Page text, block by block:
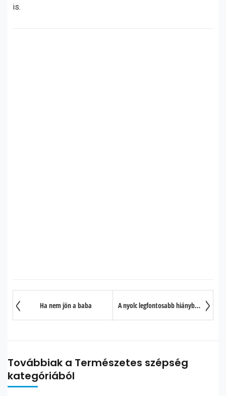
is.
Ha nem jön a baba A nyolc legfontosabb hiánybetegség
Továbbiak a Természetes szépség
kategóriából